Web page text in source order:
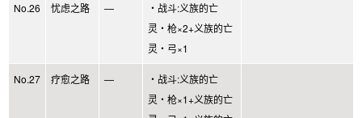
No.26 忧虑之路 —
・战斗:义族的亡
灵・枪×2+义族的亡
灵・弓×1
No.27 疗愈之路 —
・战斗:义族的亡
灵・枪×1+义族的亡